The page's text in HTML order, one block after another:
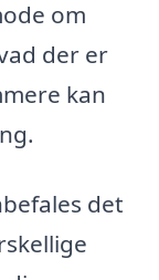
om
der er
kan
det